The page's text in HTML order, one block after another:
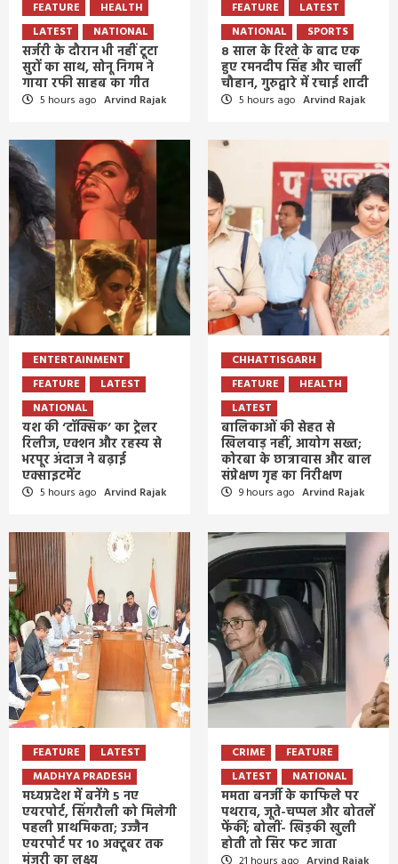
FEATURE
HEALTH
LATEST
NATIONAL
सर्जरी के दौरान भी नहीं टूटा
सुरों का साथ, सोनू निगम ने
गाया रफी साहब का गीत
5 hours ago Arvind Rajak
FEATURE
LATEST
NATIONAL
SPORTS
8 साल के रिश्ते के बाद एक
हुए रमनदीप सिंह और चार्ली
चौहान, गुरुद्वारे में रचाई शादी
5 hours ago Arvind Rajak
ENTERTAINMENT
FEATURE
LATEST
NATIONAL
यश की ‘टॉक्सिक’ का ट्रेलर
रिलीज, एक्शन और रहस्य से
भरपूर अंदाज ने बढ़ाई
एक्साइटमेंट
5 hours ago Arvind Rajak
CHHATTISGARH
FEATURE
HEALTH
LATEST
बालिकाओं की सेहत से
खिलवाड़ नहीं, आयोग सख्त;
कोरबा के छात्रावास और बाल
संप्रेक्षण गृह का निरीक्षण
9 hours ago Arvind Rajak
FEATURE
LATEST
MADHYA PRADESH
मध्यप्रदेश में बनेंगे 5 नए
एयरपोर्ट, सिंगरौली को मिलेगी
पहली प्राथमिकता; उज्जैन
एयरपोर्ट पर 10 अक्टूबर तक
CRIME
FEATURE
LATEST
NATIONAL
ममता बनर्जी के काफिले पर
पथराव, जूते-चप्पल और बोतलें
फेंकीं; बोलीं- खिड़की खुली
होती तो सिर फट जाता